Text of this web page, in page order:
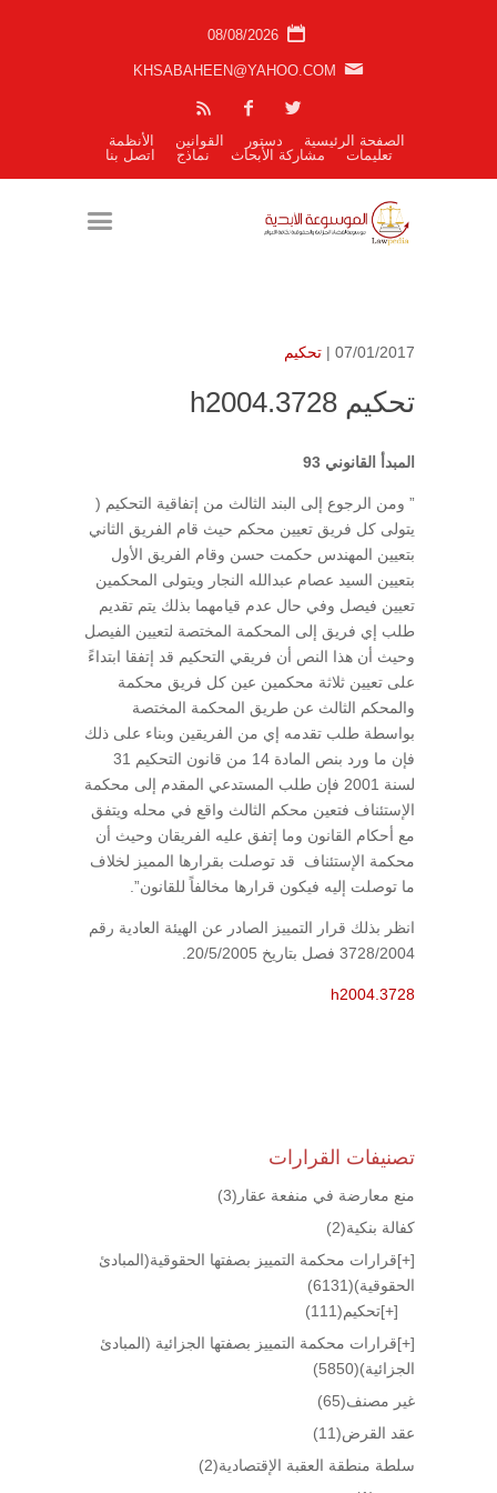
08/08/2026
KHSABAHEEN@YAHOO.COM
الصفحة الرئيسية دستور القوانين
الأنظمة
تعليمات
مشاركة الأبحاث نماذج اتصل بنا
07/01/2017 | تحكيم
تحكيم h2004.3728
المبدأ القانوني 93
” ومن الرجوع إلى البند الثالث من إتفاقية التحكيم (
يتولى كل فريق تعيين محكم حيث قام الفريق الثاني
بتعيين المهندس حكمت حسن وقام الفريق الأول
بتعيين السيد عصام عبدالله النجار ويتولى المحكمين
تعيين فيصل وفي حال عدم قيامهما بذلك يتم تقديم
طلب إي فريق إلى المحكمة المختصة لتعيين الفيصل
وحيث أن هذا النص أن فريقي التحكيم قد إتفقا ابتداءً
على تعيين ثلاثة محكمين عين كل فريق محكمة
والمحكم الثالث عن طريق المحكمة المختصة
بواسطة طلب تقدمه إي من الفريقين وبناء على ذلك
فإن ما ورد بنص المادة 14 من قانون التحكيم 31
لسنة 2001 فإن طلب المستدعي المقدم إلى محكمة
الإستئناف فتعين محكم الثالث واقع في محله ويتفق
مع أحكام القانون وما إتفق عليه الفريقان وحيث أن
محكمة الإستئناف قد توصلت بقرارها المميز لخلاف
ما توصلت إليه فيكون قرارها مخالفاً للقانون”.
انظر بذلك قرار التمييز الصادر عن الهيئة العادية رقم
3728/2004 فصل بتاريخ 20/5/2005.
h2004.3728
تصنيفات القرارات
منع معارضة في منفعة عقار (3)
كفالة بنكية(2)
[+]قرارات محكمة التمييز بصفتها الحقوقية(المبادئ
الحقوقية)(6131)
[+]تحكيم(111)
[+]قرارات محكمة التمييز بصفتها الجزائية (المبادئ
الجزائية)(5850)
غير مصنف(65)
عقد القرض(11)
سلطة منطقة العقبة الإقتصادية(2)